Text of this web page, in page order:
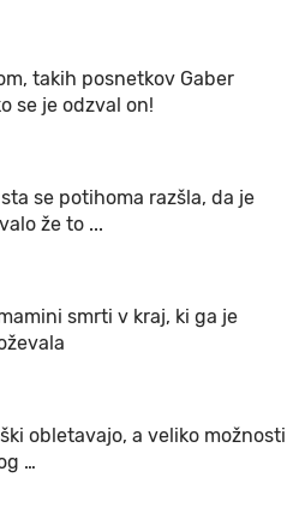
takih posnetkov Gaber
se je odzval on!
se potihoma razšla, da je
že to ...
smrti v kraj, ki ga je
obletavajo, a veliko možnosti
…